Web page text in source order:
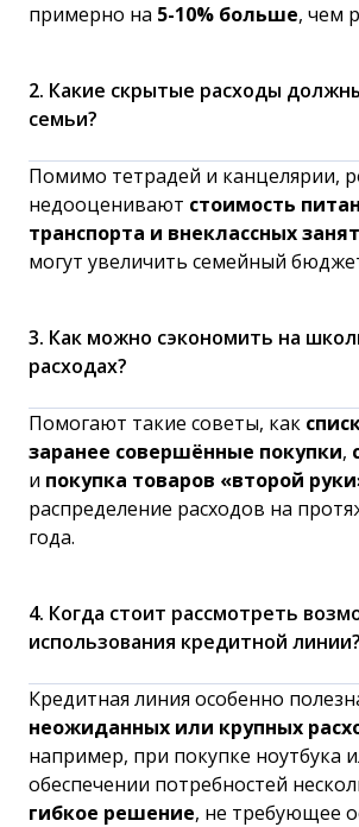
примерно на 5-10% больше, чем
2. Какие скрытые расходы
семьи?
Помимо тетрадей и канцелярии,
недооценивают стоимость
транспорта и внеклассных
могут увеличить семейный
3. Как можно сэкономить на
расходах?
Помогают такие советы, как
заранее совершённые покупки,
и покупка товаров «второй
распределение расходов на
года.
4. Когда стоит рассмотреть
использования кредитной линии?
Кредитная линия особенно
неожиданных или крупных
например, при покупке ноутбука
обеспечении потребностей
гибкое решение, не требующее